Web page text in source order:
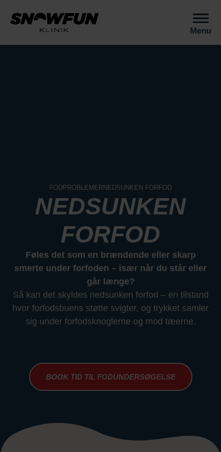
Menu
FODPROBLEMERNEDSUNKEN FORFOD
NEDSUNKEN
FORFOD
Føles det som en brændende eller skarp
smerte under forfoden – især når du står eller
går længe?
Så kan det skyldes nedsunken forfod – en tilstand
hvor forfodsbuens støtte svigter, og trykket samler
sig under forfods­knoglerne og mod tæerne.
BOOK TID TIL FODUNDERSØGELSE